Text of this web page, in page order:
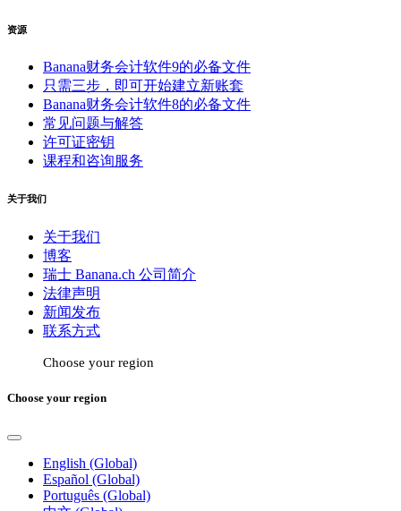
资源
Banana财务会计软件9的必备文件
只需三步，即可开始建立新账套
Banana财务会计软件8的必备文件
常见问题与解答
许可证密钥
课程和咨询服务
关于我们
关于我们
博客
瑞士 Banana.ch 公司简介
法律声明
新闻发布
联系方式
Choose your region
Choose your region
English (Global)
Español (Global)
Português (Global)